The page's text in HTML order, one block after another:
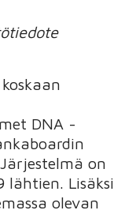
DNA -
on
lähtien. Lisäksi
olevan